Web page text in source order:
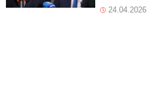
24.04.2026